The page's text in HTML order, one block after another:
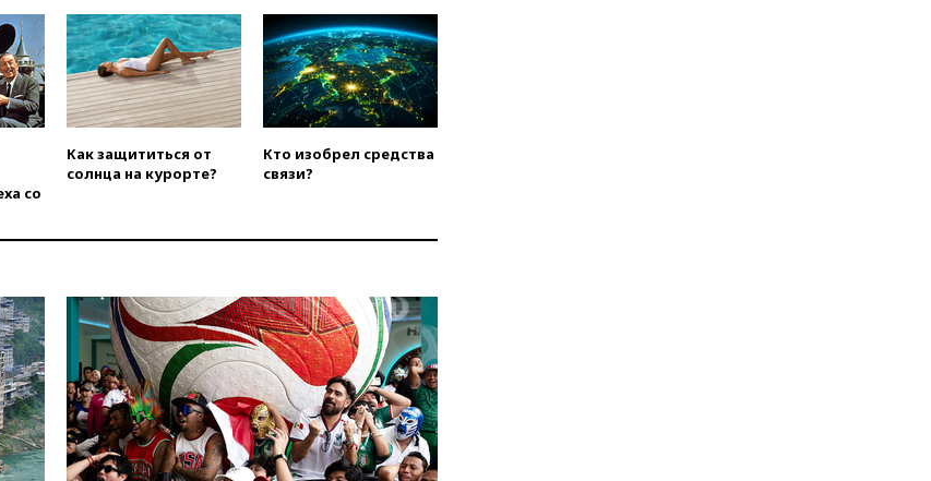
аэропорту Геленджика
вчера, 16:50В Братиславе
загорелся крупнейший НПЗ
Slovnaft
вчера, 16:45«Яблоко» подаст
иск к депутату Госдумы
Алексею Журавлеву
России не получили визы на
Крымскому мосту
перекрывали второй раз за
день
вчера, 16:00 Создатели
пирамиды АФК «Наследие»
получили от шести до 12 лет
колонии
со
Как защититься от
солнца на курорте?
Кто изобрел средства
связи?